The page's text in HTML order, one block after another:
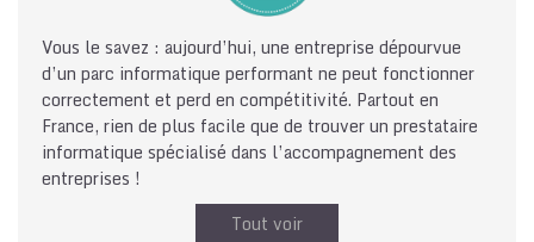
Vous le savez : aujourd’hui, une entreprise dépourvue
d’un parc informatique performant ne peut fonctionner
correctement et perd en compétitivité. Partout en
France, rien de plus facile que de trouver un prestataire
informatique spécialisé dans l’accompagnement des
entreprises !
Tout voir